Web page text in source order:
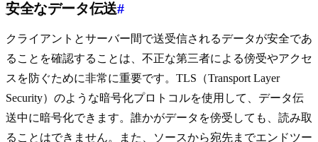
安全なデータ伝送#
クライアントとサーバー間で送受信されるデータが安全であ
ることを確認することは、不正な第三者による傍受やアクセ
スを防ぐために非常に重要です。TLS（Transport Layer
Security）のような暗号化プロトコルを使用して、データ伝
送中に暗号化できます。誰かがデータを傍受しても、読み取
ることはできません。また、ソースから宛先までエンドツー